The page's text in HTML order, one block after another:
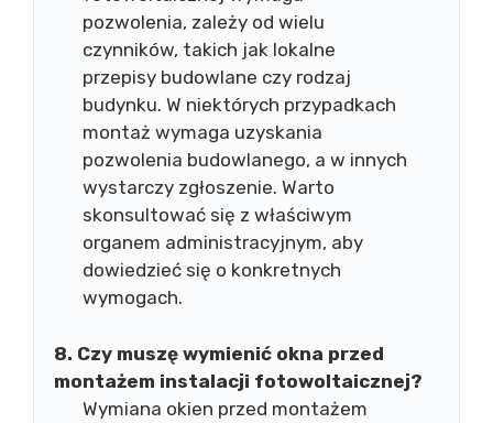
pozwolenia, zależy od wielu
czynników, takich jak lokalne
przepisy budowlane czy rodzaj
budynku. W niektórych przypadkach
montaż wymaga uzyskania
pozwolenia budowlanego, a w innych
wystarczy zgłoszenie. Warto
skonsultować się z właściwym
organem administracyjnym, aby
dowiedzieć się o konkretnych
wymogach.
8. Czy muszę wymienić okna przed
montażem instalacji fotowoltaicznej?
Wymiana okien przed montażem